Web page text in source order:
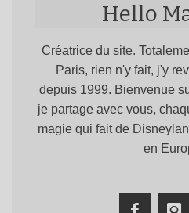
Hello
Créatrice du site.
Paris, rien n'y fait, j'y
depuis 1999. Bienvenue
je partage avec vous,
magie qui fait de
en